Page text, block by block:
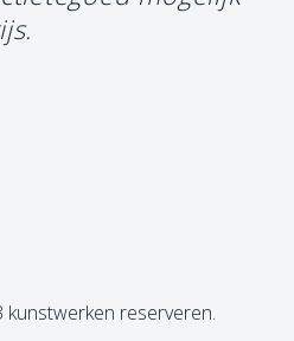
kunstwerken reserveren.